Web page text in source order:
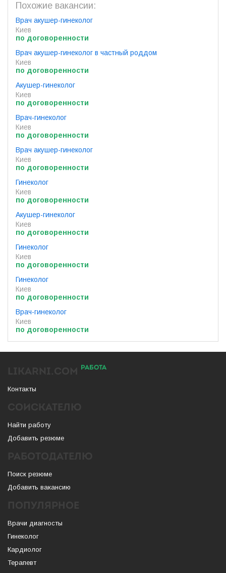
Похожие вакансии:
Врач акушер-гинеколог
Киев
по договоренности
Врач акушер-гинеколог в частный роддом
Киев
по договоренности
Акушер-гинеколог
Киев
по договоренности
Врач-гинеколог
Киев
по договоренности
Врач акушер-гинеколог
Киев
по договоренности
Гинеколог
Киев
по договоренности
Акушер-гинеколог
Киев
по договоренности
Гинеколог
Киев
по договоренности
Гинеколог
Киев
по договоренности
Врач-гинеколог
Киев
по договоренности
РАБОТА
Контакты
Найти работу
Добавить резюме
Поиск резюме
Добавить вакансию
Врачи диагносты
Гинеколог
Кардиолог
Терапевт